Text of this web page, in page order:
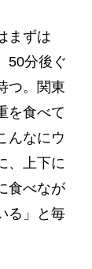
まずは
50分後ぐ
つ。関東
を食べて
んなにウ
、上下に
食べなが
る」と毎